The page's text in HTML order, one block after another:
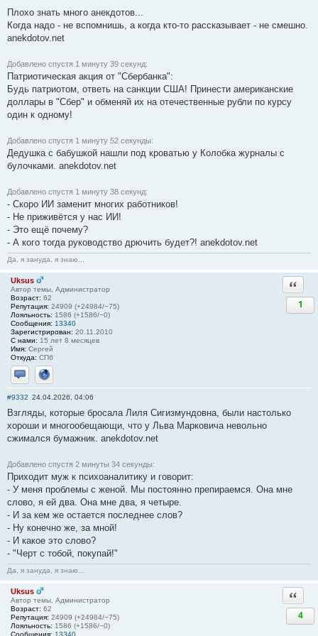
Плохо знать много анекдотов...
Когда надо - не вспомнишь, а когда кто-то рассказывает - не смешно.
anekdotov.net
Добавлено спустя 1 минуту 39 секунд:
Патриотическая акция от "Сбербанка":
Будь патриотом, ответь на санкции США! Принести американские
доллары в "Сбер" и обменяй их на отечественные рубли по курсу
один к одному!
Добавлено спустя 1 минуту 52 секунды:
Дедушка с бабушкой нашли под кроватью у Колобка журналы с
булочками. anekdotov.net
Добавлено спустя 1 минуту 38 секунд:
- Скоро ИИ заменит многих работников!
- Не приживётся у нас ИИ!
- Это ещё почему?
- А кого тогда руководство дрючить будет?! anekdotov.net
Да, я зануда, я знаю...
Uksus
Автор темы, Администратор
Возраст: 62
Репутация: 24909 (+24984/−75)
Лояльность: 1586 (+1586/−0)
Сообщения: 13340
Зарегистрирован: 20.11.2010
С нами: 15 лет 8 месяцев
Имя: Сергей
Откуда: СПб
Отправить личное сообщение
Сайт
1
#9332 24.04.2026, 04:06
Взгляды, которые бросала Лиля Сигизмундовна, были настолько
хороши и многообещающи, что у Льва Марковича невольно
сжимался бумажник. anekdotov.net
Добавлено спустя 2 минуты 34 секунды:
Приходит муж к психоаналитику и говорит:
- У меня проблемы с женой. Мы постоянно препираемся. Она мне
слово, я ей два. Она мне два, я четыре.
- И за кем же остается последнее слов?
- Ну конечно же, за мной!
- И какое это слово?
- "Черт с тобой, покупай!"
Да, я зануда, я знаю...
Uksus
Автор темы, Администратор
Возраст: 62
Репутация: 24909 (+24984/−75)
Лояльность: 1586 (+1586/−0)
Сообщения: 13340
4